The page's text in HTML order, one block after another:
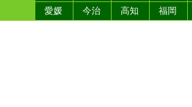
愛媛
今治 高知 福岡